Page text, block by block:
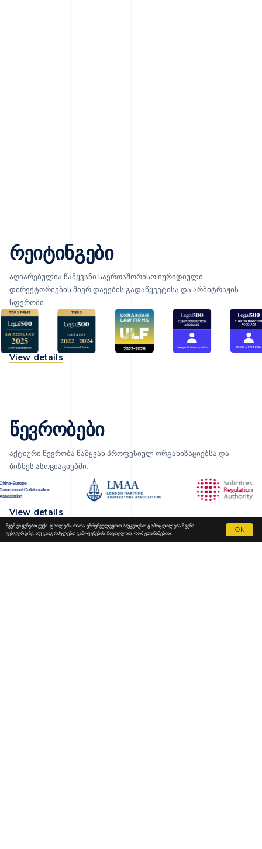
რეიტინგები
აღიარებულია წამყვანი საერთაშორისო იურიდიული
დირექტორიების მიერ დავების გადაწყვეტისა და არბიტრაჟის
სფეროში.
View details
წევრობები
აქტიური წევრობა წამყვან პროფესიულ ორგანიზაციებსა და
ბიზნეს ასოციაციებში.
View details
ჩვენ ვიყენებთ ქუქი-ფაილებს, რათა უზრუნველვყოთ საუკეთესო გამოცდილება ჩვენს
ვებგვერდზე. თუ გააგრძელებთ გამოყენებას, ჩავთვლით, რომ ეთანხმებით.
Ok